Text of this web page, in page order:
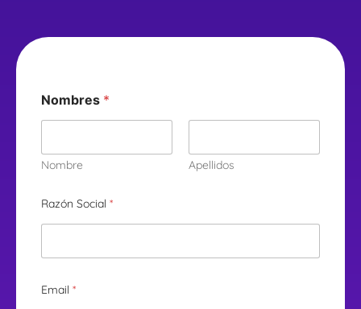
Nombres *
Nombre Apellidos
Razón Social *
Email *